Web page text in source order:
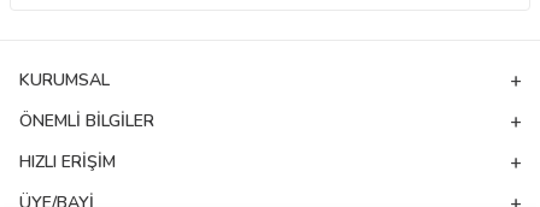
KURUMSAL
ÖNEMLI BILGILER
HIZLI ERIŞIM